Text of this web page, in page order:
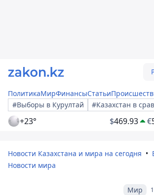
ПолитикаМирФинансыСтатьи
#Выборы в Курултай
#Казахстан в
+23° $469.93 €
Новости Казахстана и мира на сегодня
Новости мира
Мир